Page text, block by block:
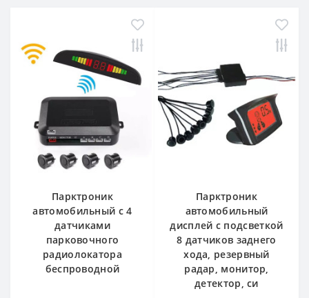
Парктроник
автомобильный с 4
датчиками
парковочного
радиолокатора
беспроводной
Парктроник
автомобильный
дисплей с подсветкой
8 датчиков заднего
хода, резервный
радар, монитор,
детектор, си